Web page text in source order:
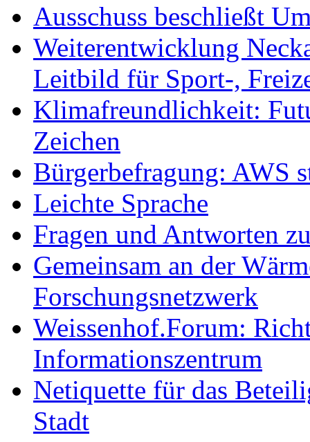
Ausschuss beschließt
Weiterentwicklung
Leitbild für Sport-,
Klimafreundlichkeit:
Zeichen
Bürgerbefragung: AWS
Leichte Sprache
Fragen und Antworten
Gemeinsam an der
Forschungsnetzwerk
Weissenhof.Forum:
Informationszentrum
Netiquette für das
Stadt